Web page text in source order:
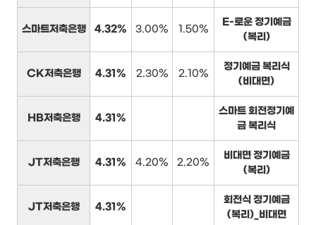
스마트저축은행 4.32% 3.00% 1.50%
E-로운 정기예금
(복리)
CK저축은행 4.31% 2.30% 2.10%
정기예금 복리식
(비대면)
HB저축은행 4.31%
스마트 회전정기예
금 복리식
JT저축은행 4.31% 4.20% 2.20%
비대면 정기예금
(복리)
JT저축은행 4.31%
회전식 정기예금
(복리)_비대면